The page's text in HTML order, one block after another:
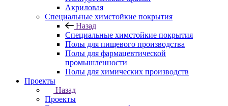
Акриловая
Специальные химстойкие покрытия
Назад
Специальные химстойкие покрытия
Полы для пищевого производства
Полы для фармацевтической
промышленности
Полы для химических производств
Проекты
Назад
Проекты